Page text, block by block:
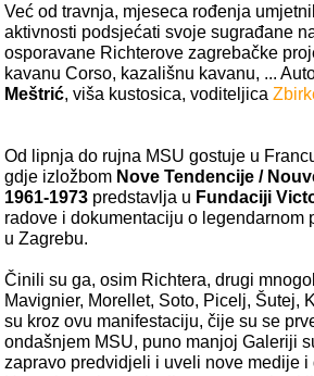
Već od travnja, mjeseca rođenja
aktivnosti podsjećati svoje sugrađane
osporavane Richterove zagrebačke
kavanu Corso, kazališnu kavanu, ...
Meštrić, viša kustosica, voditeljica
Od lipnja do rujna MSU gostuje u
gdje izložbom Nove Tendencije /
1961-1973predstavlja u Fundaciji
radove i dokumentaciju o legendarnom
u Zagrebu.
Činili su ga, osim Richtera, drugi
Mavignier, Morellet, Soto, Picelj, Šutej,
su kroz ovu manifestaciju, čije su se
ondašnjem MSU, puno manjoj Galeriji
zapravo predvidjeli i uveli nove medije i